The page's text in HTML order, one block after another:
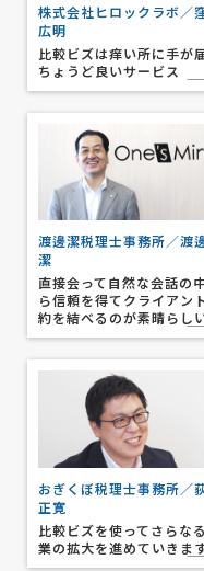
株式会社ヒロックラボ／
広明
比較ビズは痒い所に手が
ちょうど良いサービス
渡邊潔税理士事務所／渡
潔
直接会って自然な会話の
ら信頼を得てクライアン
約を結べるのが素晴らし
おぎくぼ税理士事務所／
正寛
比較ビズを使ってさらな
業の拡大を進めていきま